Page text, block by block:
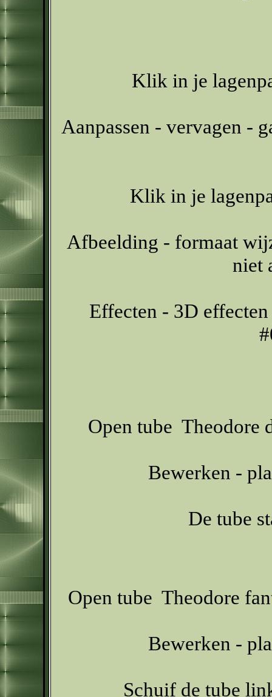
Klik in je
Aanpassen - vervagen -
Klik in je
Afbeelding - formaat
niet
Effecten - 3D
Open tube Theodore
Bewerken -
De tube
Open tube Theodore
Bewerken -
Schuif de tube